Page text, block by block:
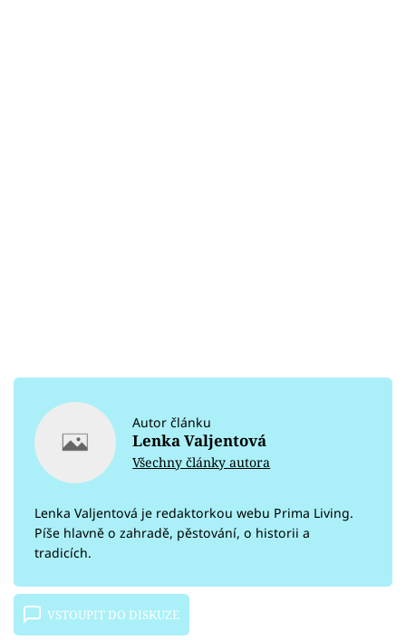
Autor článku
Lenka Valjentová
Všechny články autora
Lenka Valjentová je redaktorkou webu Prima Living.
Píše hlavně o zahradě, pěstování, o historii a
tradicích.
VSTOUPIT DO DISKUZE